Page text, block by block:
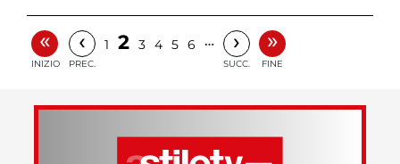
«
INIZIO
‹
PREC.
1 2 3 4 5 6 … ›
SUCC.
»
FINE